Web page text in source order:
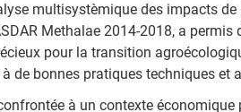
multisystèmique des impacts
Methalae 2014-2018, a
pour la transition
de bonnes pratiques techniques et
à un contexte